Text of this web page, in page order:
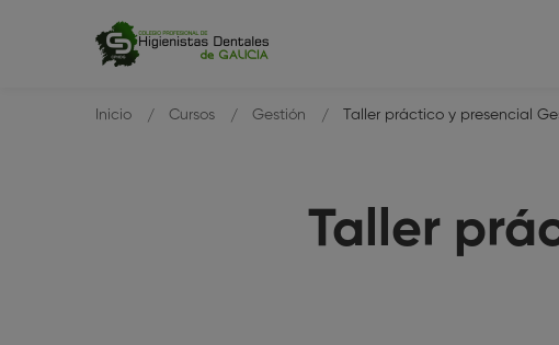
Taller
Inicio Cursos Gestión Taller práctico y presencial